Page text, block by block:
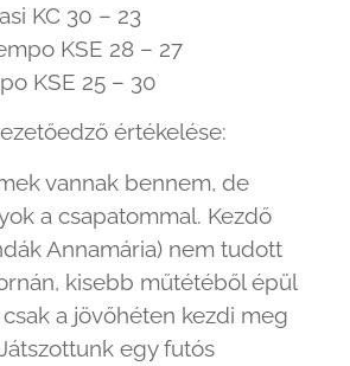
KC 30 – 23
KSE 28 – 27
KSE 25 – 30
értékelése:
vannak bennem, de
a csapatommal. Kezdő
Annamária) nem tudott
kisebb műtétéből épül
a jövőhéten kezdi meg
egy futós